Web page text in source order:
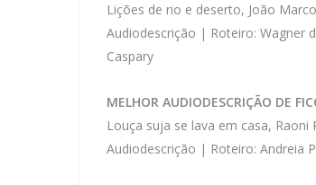
Lições de rio e deserto, João
Audiodescrição | Roteiro: Wagner
Caspary
MELHOR AUDIODESCRIÇÃO DE
Louça suja se lava em casa,
Audiodescrição | Roteiro: Andreia